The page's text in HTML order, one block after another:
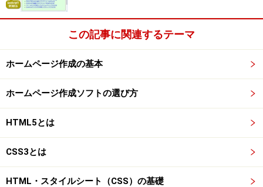
この記事に関連するテーマ
ホームページ作成の基本
ホームページ作成ソフトの選び方
HTML5とは
CSS3とは
HTML・スタイルシート（CSS）の基礎